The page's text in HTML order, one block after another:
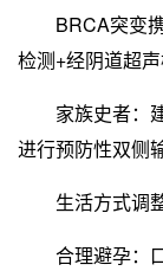
BRCA突变携
检测+经阴道超声
家族史者：建
进行预防性双侧
生活方式调整
合理避孕：口